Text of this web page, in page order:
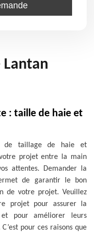
Lantan
: taille de haie et
de taillage de haie et
projet entre la main
attentes. Demander la
de garantir le bon
de votre projet. Veuillez
projet pour assurer la
et pour améliorer leurs
pour ces raisons que